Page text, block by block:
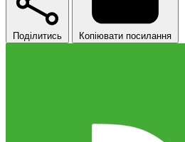
Поділитись Копіювати посилання